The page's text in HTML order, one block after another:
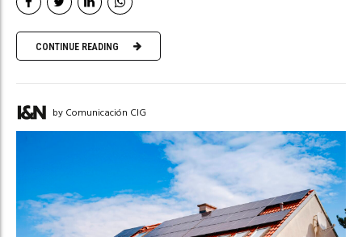
CONTINUE READING
by Comunicación CIG